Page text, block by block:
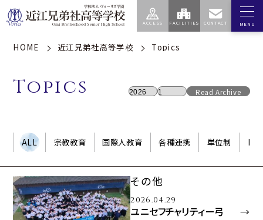
建学の精神・学園訓
（学園）
基本情報（学園）
校歌（学園）
校長のメッセージ
スクールポリシー
総合的な探究の時間
特徴的な学習指導
HOME 近江兄弟社高等学校 Topics
Topics Read Archive
ALL 宗教教育 国際人教育 各種連携 単位制 ICC
その他
2026.04.29
ユニセフチャリティー弓